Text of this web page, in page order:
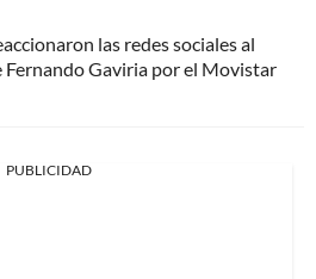
las redes sociales al
Fernando Gaviria por el Movistar
PUBLICIDAD